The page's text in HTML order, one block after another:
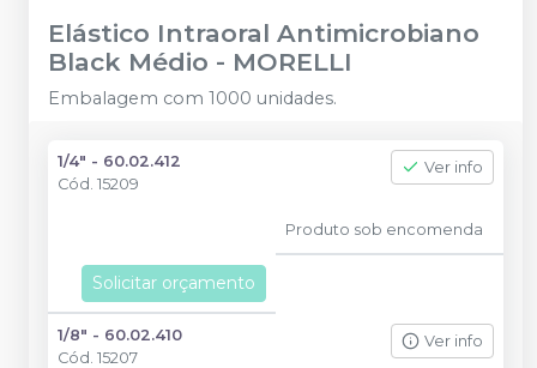
Elástico Intraoral Antimicrobiano
Black Médio - MORELLI
Embalagem com 1000 unidades.
1/4" - 60.02.412
Cód. 15209
Ver info
Produto sob encomenda
Solicitar orçamento
1/8" - 60.02.410
Cód. 15207
Ver info